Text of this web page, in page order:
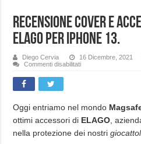
Recensione cover e
ELAGO per iPhone 13.
Diego Cervia 16 Dicembre, 2021
Commenti disabilitatisu
by
ELAGO
per
13.
Oggi entriamo nel mondo
ottimi accessori di ELAGO ,
nella protezione dei nostri